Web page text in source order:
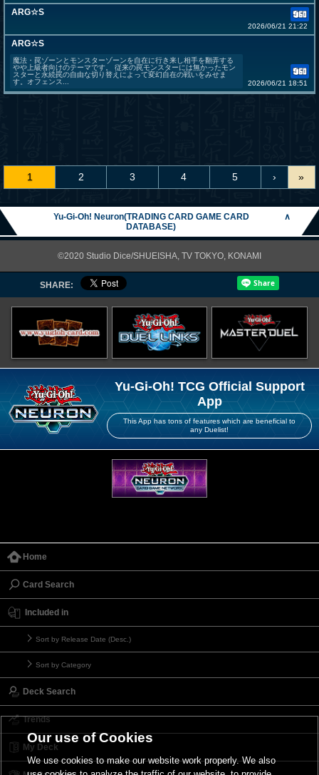
ARG☆S
2026/06/21 21:22
ARG☆S
魔法・罠ゾーンとモンスターゾーンを自在に行き来し相手を翻弄する
やや上級者向けのテーマです。 従来の罠モンスターには無かったモン
スターと永続罠の自由な切り替えによって変幻自在の戦いをみせま
す。オフェンス...
2026/06/21 18:51
1 2 3 4 5 › »
Yu-Gi-Oh! Neuron(TRADING CARD GAME CARD
DATABASE)
∧
©2020 Studio Dice/SHUEISHA, TV TOKYO, KONAMI
SHARE:
Yu-Gi-Oh! TCG Official Support
App
This App has tons of features which are beneficial to
any Duelist!
Home
Card Search
Included in
Sort by Release Date (Desc.)
Sort by Category
Deck Search
Trends
My Deck
Our use of Cookies
We use cookies to make our website work properly. We also